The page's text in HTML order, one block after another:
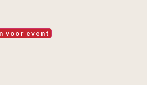
voor event